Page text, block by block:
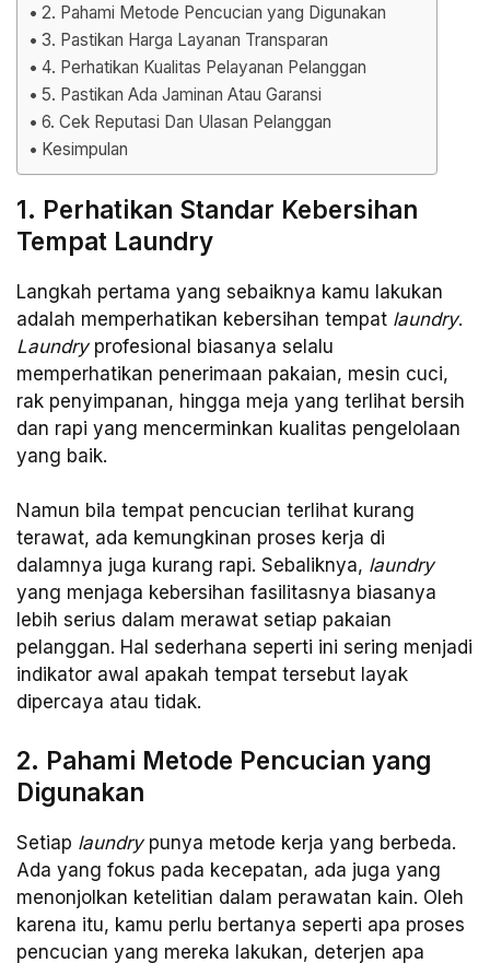
2. Pahami Metode Pencucian yang Digunakan
3. Pastikan Harga Layanan Transparan
4. Perhatikan Kualitas Pelayanan Pelanggan
5. Pastikan Ada Jaminan Atau Garansi
6. Cek Reputasi Dan Ulasan Pelanggan
Kesimpulan
1. Perhatikan Standar Kebersihan
Tempat Laundry
Langkah pertama yang sebaiknya kamu lakukan
adalah memperhatikan kebersihan tempat laundry.
Laundryprofesional biasanya selalu
memperhatikan penerimaan pakaian, mesin cuci,
rak penyimpanan, hingga meja yang terlihat bersih
dan rapi yang mencerminkan kualitas pengelolaan
yang baik.
Namun bila tempat pencucian terlihat kurang
terawat, ada kemungkinan proses kerja di
dalamnya juga kurang rapi. Sebaliknya, laundry
yang menjaga kebersihan fasilitasnya biasanya
lebih serius dalam merawat setiap pakaian
pelanggan. Hal sederhana seperti ini sering menjadi
indikator awal apakah tempat tersebut layak
dipercaya atau tidak.
2. Pahami Metode Pencucian yang
Digunakan
Setiap laundrypunya metode kerja yang berbeda.
Ada yang fokus pada kecepatan, ada juga yang
menonjolkan ketelitian dalam perawatan kain. Oleh
karena itu, kamu perlu bertanya seperti apa proses
pencucian yang mereka lakukan, deterjen apa